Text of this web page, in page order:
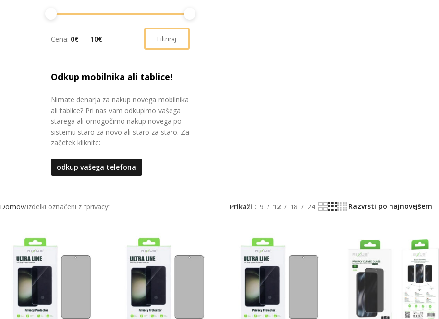
Filtriraj
Cena: 0€ — 10€
Odkup mobilnika ali tablice!
Nimate denarja za nakup novega mobilnika
ali tablice? Pri nas vam odkupimo vašega
starega ali omogočimo nakup novega po
sistemu staro za novo ali staro za staro. Za
začetek kliknite:
odkup vašega telefona
Domov Izdelki označeni z “privacy” Prikaži 9 12 18 24